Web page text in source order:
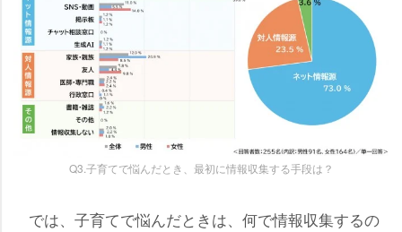
Q3.子育てで悩んだとき、最初に情報収集する手段は？
では、子育てで悩んだときは、何で情報収集するの